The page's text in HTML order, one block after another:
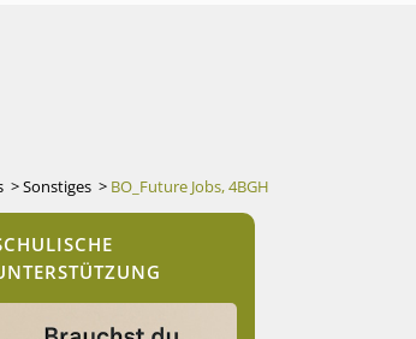
>Sonstiges > BO_Future Jobs, 4BGH